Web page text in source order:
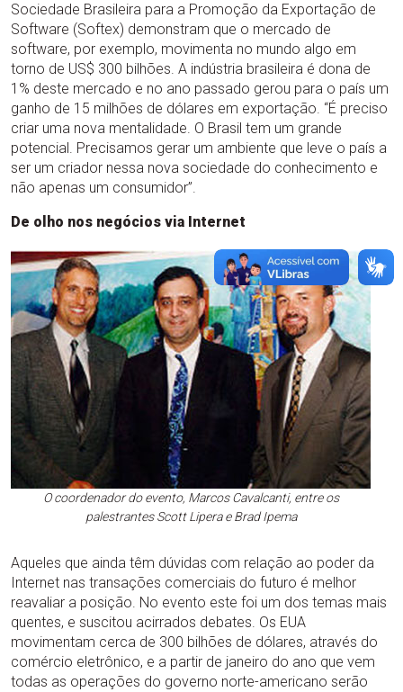
Sociedade Brasileira para a Promoção da Exportação de
Software (Softex) demonstram que o mercado de
software, por exemplo, movimenta no mundo algo em
torno de US$ 300 bilhões. A indústria brasileira é dona de
1% deste mercado e no ano passado gerou para o país um
ganho de 15 milhões de dólares em exportação. “É preciso
criar uma nova mentalidade. O Brasil tem um grande
potencial. Precisamos gerar um ambiente que leve o país a
ser um criador nessa nova sociedade do conhecimento e
não apenas um consumidor”.
De olho nos negócios via Internet
O coordenador do evento, Marcos Cavalcanti, entre os
palestrantes Scott Lipera e Brad Ipema
Aqueles que ainda têm dúvidas com relação ao poder da
Internet nas transações comerciais do futuro é melhor
reavaliar a posição. No evento este foi um dos temas mais
quentes, e suscitou acirrados debates. Os EUA
movimentam cerca de 300 bilhões de dólares, através do
comércio eletrônico, e a partir de janeiro do ano que vem
todas as operações do governo norte-americano serão